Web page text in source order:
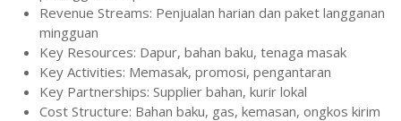
Revenue Streams: Penjualan harian dan paket langganan
mingguan
Key Resources: Dapur, bahan baku, tenaga masak
Key Activities: Memasak, promosi, pengantaran
Key Partnerships: Supplier bahan, kurir lokal
Cost Structure: Bahan baku, gas, kemasan, ongkos kirim